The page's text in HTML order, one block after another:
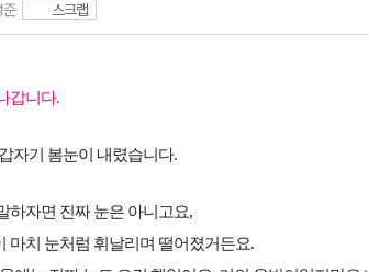
메가스터디
준 스크랩
갑니다.
자기 봄눈이 내렸습니다.
하자면 진짜 눈은 아니고요,
마치 눈처럼 휘날리며 떨어졌거든요.